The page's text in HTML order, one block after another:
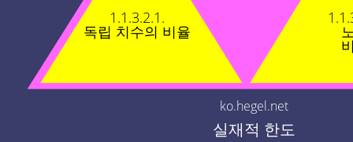
1.1.3.2.1.
독립 치수의 비율
ko.hegel.net
실재적 한도